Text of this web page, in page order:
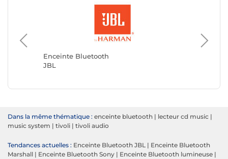
Enceinte Bluetooth
JBL
Dans la même thématique : enceinte bluetooth | lecteur cd music |
music system | tivoli | tivoli audio
Tendances actuelles : Enceinte Bluetooth JBL | Enceinte Bluetooth
Marshall | Enceinte Bluetooth Sony | Enceinte Bluetooth lumineuse |